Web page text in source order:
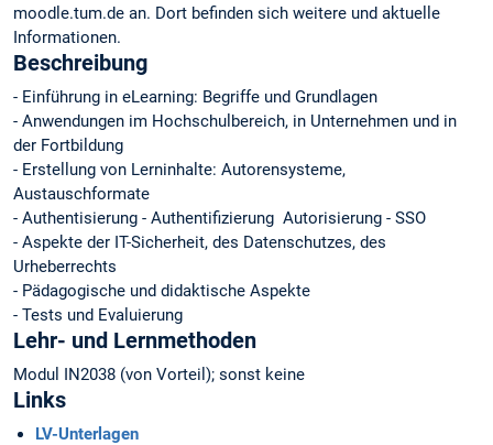
moodle.tum.de an. Dort befinden sich weitere und aktuelle
Informationen.
Beschreibung
- Einführung in eLearning: Begriffe und Grundlagen
- Anwendungen im Hochschulbereich, in Unternehmen und in
der Fortbildung
- Erstellung von Lerninhalte: Autorensysteme,
Austauschformate
- Authentisierung - Authentifizierung  Autorisierung - SSO
- Aspekte der IT-Sicherheit, des Datenschutzes, des
Urheberrechts
- Pädagogische und didaktische Aspekte
- Tests und Evaluierung
Lehr- und Lernmethoden
Modul IN2038 (von Vorteil); sonst keine
Links
LV-Unterlagen